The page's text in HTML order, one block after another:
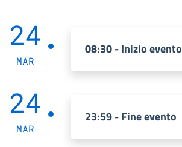
24
MAR
08:30 - Inizio evento
24
MAR
23:59 - Fine evento